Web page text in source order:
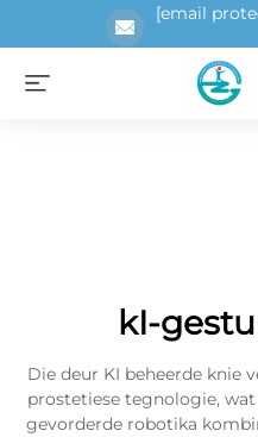
[email
kI-
Die deur KI beheerde knie
prostetiese tegnologie,
gevorderde robotika